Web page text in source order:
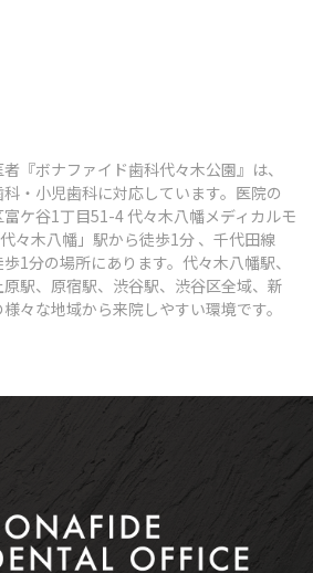
『ボナファイド歯科代々木公園』は、
・小児歯科に対応しています。医院の
ケ谷1丁目51-4 代々木八幡メディカルモ
々木八幡」駅から徒歩1分 、千代田線
1分の場所にあります。代々木八幡駅、
駅、原宿駅、渋谷駅、渋谷区全域、新
々な地域から来院しやすい環境です。